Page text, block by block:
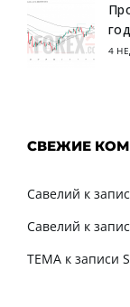
4
СВЕЖИЕ
Савелий к
Савелий к
TEMA к записи